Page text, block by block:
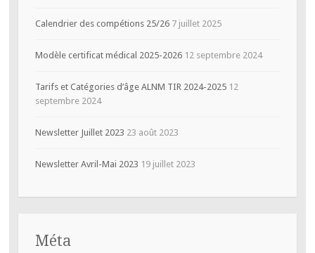
Calendrier des compétions 25/26 7 juillet 2025
Modèle certificat médical 2025-2026 12 septembre 2024
Tarifs et Catégories d’âge ALNM TIR 2024-2025 12
septembre 2024
Newsletter Juillet 2023 23 août 2023
Newsletter Avril-Mai 2023 19 juillet 2023
Méta